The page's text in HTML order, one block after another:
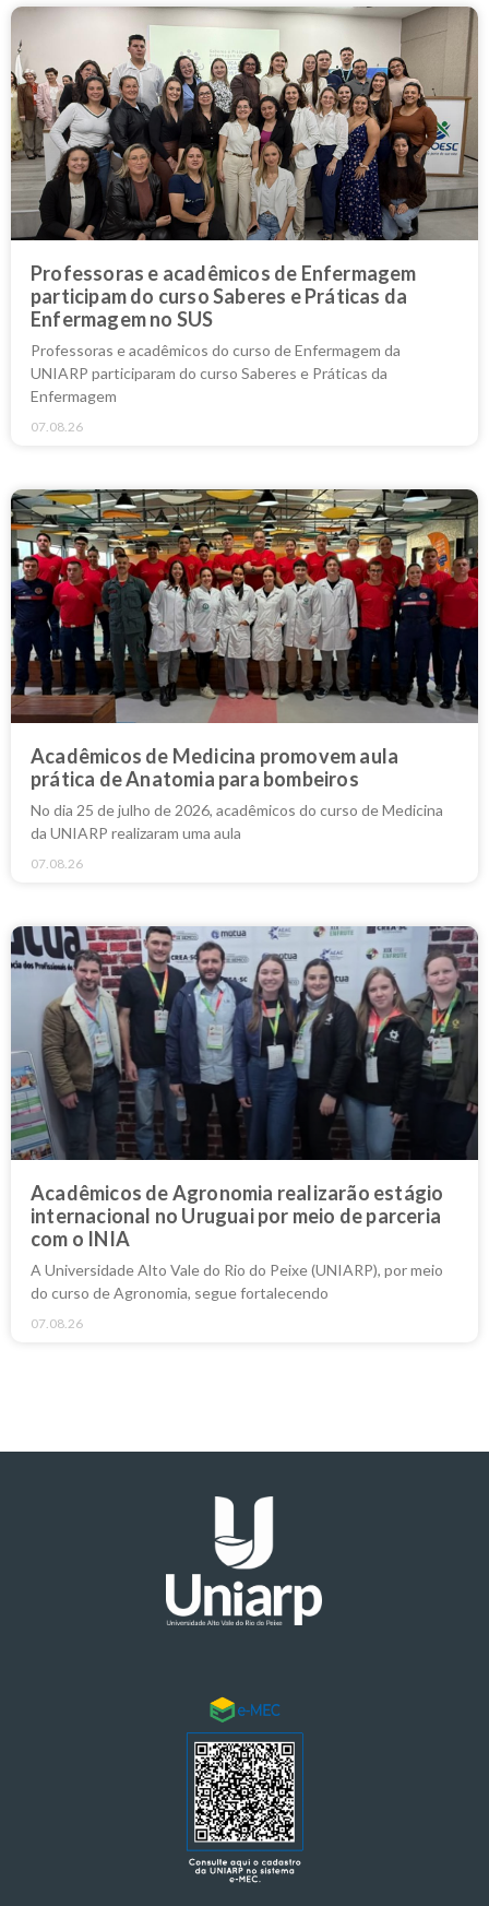
Professoras e acadêmicos de Enfermagem
participam do curso Saberes e Práticas da
Enfermagem no SUS
Professoras e acadêmicos do curso de Enfermagem da
UNIARP participaram do curso Saberes e Práticas da
Enfermagem
07.08.26
Acadêmicos de Medicina promovem aula
prática de Anatomia para bombeiros
No dia 25 de julho de 2026, acadêmicos do curso de Medicina
da UNIARP realizaram uma aula
07.08.26
Acadêmicos de Agronomia realizarão estágio
internacional no Uruguai por meio de parceria
com o INIA
A Universidade Alto Vale do Rio do Peixe (UNIARP), por meio
do curso de Agronomia, segue fortalecendo
07.08.26